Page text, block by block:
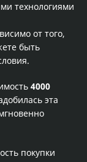
технологиями
от того,
быть
4000
эта
покупки